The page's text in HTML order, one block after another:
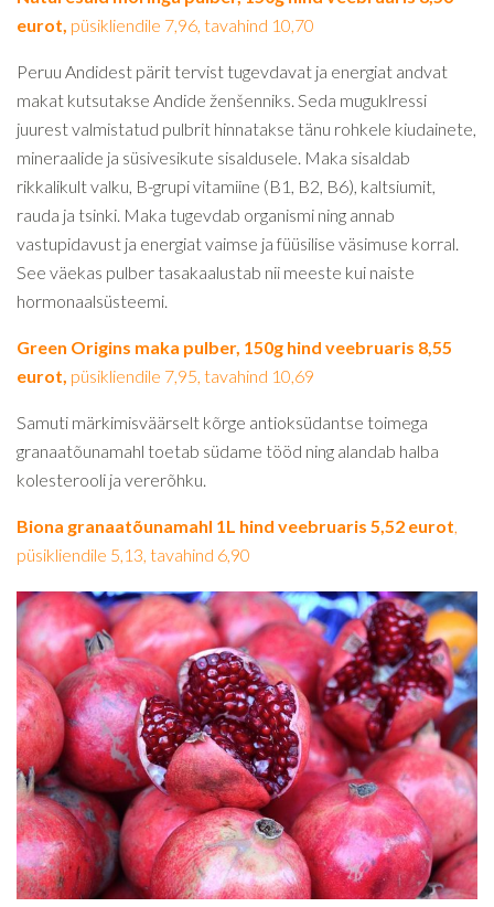
eurot, püsikliendile 7,96, tavahind 10,70
Peruu Andidest pärit tervist tugevdavat ja energiat andvat
makat kutsutakse Andide ženšenniks. Seda muguklressi
juurest valmistatud pulbrit hinnatakse tänu rohkele kiudainete,
mineraalide ja süsivesikute sisaldusele. Maka sisaldab
rikkalikult valku, B-grupi vitamiine (B1, B2, B6), kaltsiumit,
rauda ja tsinki. Maka tugevdab organismi ning annab
vastupidavust ja energiat vaimse ja füüsilise väsimuse korral.
See väekas pulber tasakaalustab nii meeste kui naiste
hormonaalsüsteemi.
Green Origins maka pulber, 150g hind veebruaris 8,55
eurot, püsikliendile 7,95, tavahind 10,69
Samuti märkimisväärselt kõrge antioksüdantse toimega
granaatõunamahl toetab südame tööd ning alandab halba
kolesterooli ja vererõhku.
Biona granaatõunamahl 1L hind veebruaris 5,52 eurot,
püsikliendile 5,13, tavahind 6,90